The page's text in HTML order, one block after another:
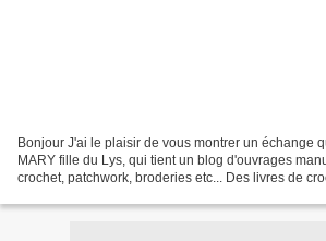
Bonjour J'ai le plaisir de vous montrer un échange
MARY fille du Lys, qui tient un blog d'ouvrages
crochet, patchwork, broderies etc... Des livres de